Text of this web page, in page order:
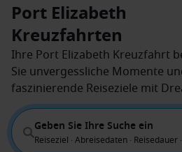
Port Elizabeth
Kreuzfahrten
Ihre Port Elizabeth Kreuzfahrt
Sie unvergessliche Momente
faszinierende Reiseziele mit
Geben Sie Ihre Suche ein
Reiseziel · Abreisedaten · Reisedauer